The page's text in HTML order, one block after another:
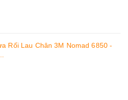
Rối Lau Chân 3M Nomad 6850 -